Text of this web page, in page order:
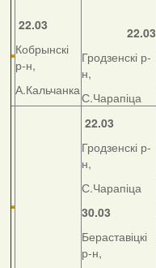
22.03
Кобрынскі
р-н,
А.Кальчанка
22.03
Гродзенскі р-
н,
С.Чарапіца
22.03
Гродзенскі р-
н,
С.Чарапіца
30.03
Бераставіцкі
р-н,